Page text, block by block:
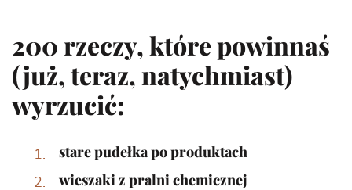
200 rzeczy, które powinnaś
(już, teraz, natychmiast)
wyrzucić:
stare pudełka po produktach
wieszaki z pralni chemicznej